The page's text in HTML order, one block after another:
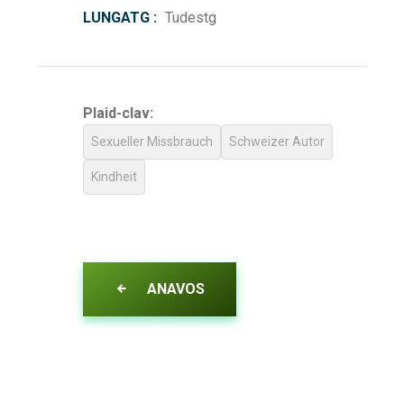
LUNGATG : Tudestg
Plaid-clav:
Sexueller Missbrauch Schweizer Autor
Kindheit
ANAVOS